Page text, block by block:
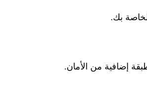
إضافية من الأمان.